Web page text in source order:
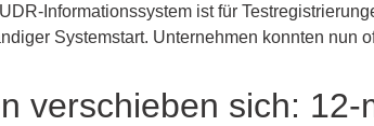
Informationssystem ist für
Systemstart. Unternehmen konnten nun
verschieben sich: